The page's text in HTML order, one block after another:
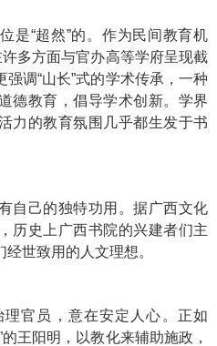
是“超然”的。作为民间教育机
多方面与官办高等学府呈现截
调“山长”式的学术传承，一种
德教育，倡导学术创新。学界
力的教育氛围几乎都生发于书
自己的独特功用。据广西文化
历史上广西书院的兴建者们主
世致用的人文理想。
官员，意在安定人心。正如
王阳明，以教化来辅助施政，